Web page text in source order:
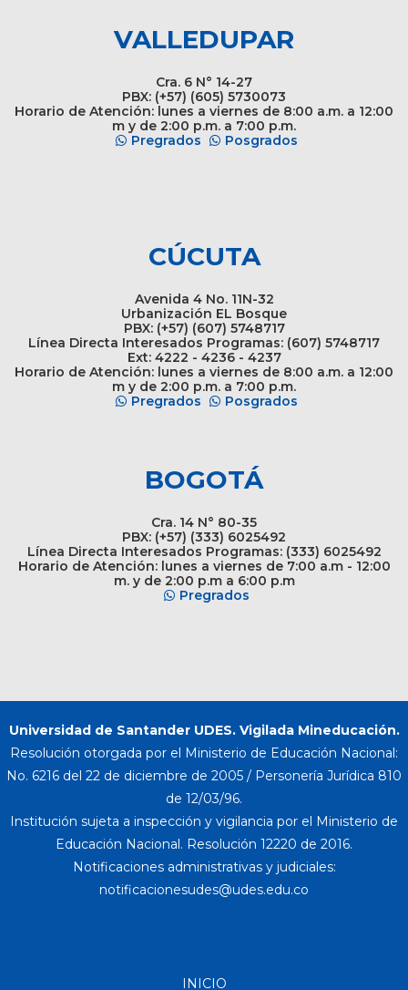
VALLEDUPAR
Cra. 6 N° 14-27
PBX: (+57) (605) 5730073
Horario de Atención: lunes a viernes de 8:00 a.m. a 12:00
m y de 2:00 p.m. a 7:00 p.m.
Pregrados
Posgrados
CÚCUTA
Avenida 4 No. 11N-32
Urbanización EL Bosque
PBX: (+57) (607) 5748717
Línea Directa Interesados Programas: (607) 5748717
Ext: 4222 - 4236 - 4237
Horario de Atención: lunes a viernes de 8:00 a.m. a 12:00
m y de 2:00 p.m. a 7:00 p.m.
Pregrados
Posgrados
BOGOTÁ
Cra. 14 N° 80-35
PBX: (+57) (333) 6025492
Línea Directa Interesados Programas: (333) 6025492
Horario de Atención: lunes a viernes de 7:00 a.m - 12:00
m. y de 2:00 p.m a 6:00 p.m
Pregrados
Universidad de Santander UDES. Vigilada Mineducación.
Resolución otorgada por el Ministerio de Educación Nacional:
No. 6216 del 22 de diciembre de 2005 / Personería Jurídica 810
de 12/03/96.
Institución sujeta a inspección y vigilancia por el Ministerio de
Educación Nacional. Resolución 12220 de 2016.
Notificaciones administrativas y judiciales:
INICIO